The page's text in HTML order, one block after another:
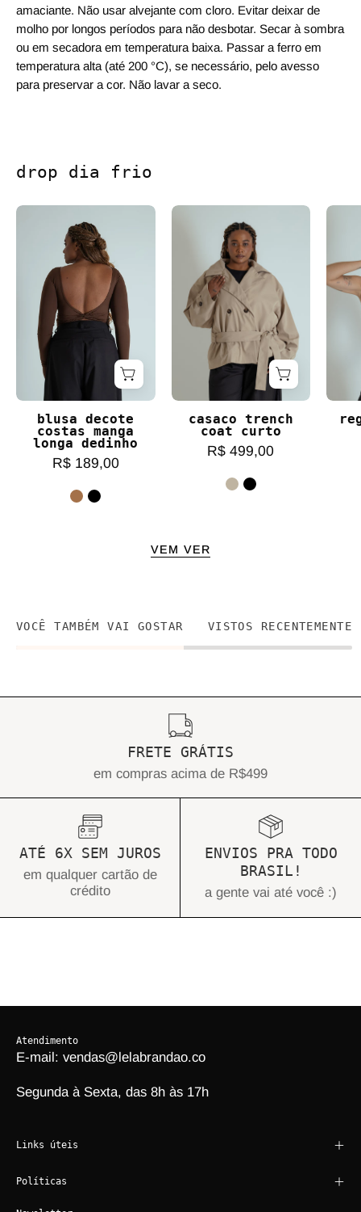
amaciante. Não usar alvejante com cloro. Evitar deixar de
molho por longos períodos para não desbotar. Secar à sombra
ou em secadora em temperatura baixa. Passar a ferro em
temperatura alta (até 200 °C), se necessário, pelo avesso
para preservar a cor. Não lavar a seco.
drop dia frio
blusa decote costas manga longa dedinho
blusa decote
costas manga
longa dedinho
R$ 189,00
casaco trench coat
casaco trench
coat curto
R$ 499,00
VEM VER
VOCÊ TAMBÉM VAI GOSTAR VISTOS RECENTEMENTE
FRETE GRÁTIS
em compras acima de R$499
ATÉ 6X SEM JUROS
em qualquer cartão de
crédito
ENVIOS PRA TODO
BRASIL!
a gente vai até você :)
Atendimento
E-mail: vendas@lelabrandao.co
Segunda à Sexta, das 8h às 17h
Links úteis
Políticas